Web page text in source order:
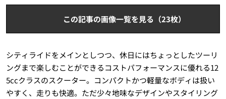
この記事の画像一覧を見る（23枚）
シティライドをメインとしつつ、休日にはちょっとしたツーリ
ングまで楽しむことができるコストパフォーマンスに優れる12
5ccクラスのスクーター。コンパクトかつ軽量なボディは扱い
やすく、走りも快適。ただ少々地味なデザインやスタイリング